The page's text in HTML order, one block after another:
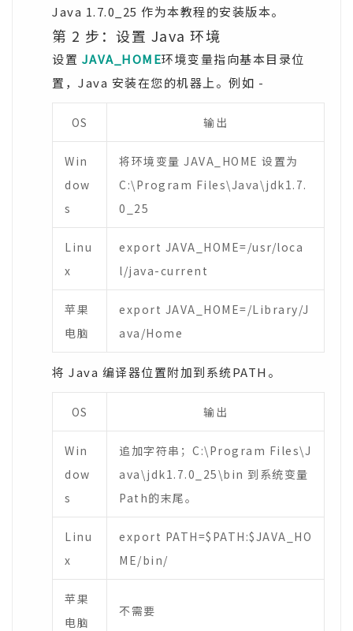
Java 1.7.0_25 作为本教程的安装版本。
第 2 步：设置 Java 环境
设置 JAVA_HOME环境变量指向基本目录位
置，Java 安装在您的机器上。例如 -
OS 输出
Win
dow
s
将环境变量 JAVA_HOME 设置为
C:\Program Files\Java\jdk1.7.
0_25
Linu
x
export JAVA_HOME=/usr/loca
l/java-current
苹果
电脑
export JAVA_HOME=/Library/J
ava/Home
将 Java 编译器位置附加到系统PATH。
OS 输出
Win
dow
s
追加字符串；C:\Program Files\J
ava\jdk1.7.0_25\bin 到系统变量
Path的末尾。
Linu
x
export PATH=$PATH:$JAVA_HO
ME/bin/
苹果
电脑
不需要